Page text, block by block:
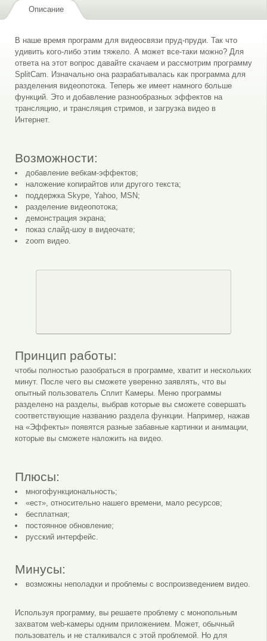
Описание
В наше время программ для видеосвязи пруд-пруди. Так что
удивить кого-либо этим тяжело. А может все-таки можно? Для
ответа на этот вопрос давайте скачаем и рассмотрим программу
SplitCam. Изначально она разрабатывалась как программа для
разделения видеопотока. Теперь же имеет намного больше
функций. Это и добавление разнообразных эффектов на
трансляцию, и трансляция стримов, и загрузка видео в
Интернет.
Возможности:
добавление вебкам-эффектов;
наложение копирайтов или другого текста;
поддержка Skype, Yahoo, MSN;
разделение видеопотока;
демонстрация экрана;
показ слайд-шоу в видеочате;
zoom видео.
Принцип работы:
чтобы полностью разобраться в программе, хватит и нескольких
минут. После чего вы сможете уверенно заявлять, что вы
опытный пользователь Сплит Камеры. Меню программы
разделено на разделы, выбрав которые вы сможете совершать
соответствующие названию раздела функции. Например, нажав
на «Эффекты» появятся разные забавные картинки и анимации,
которые вы сможете наложить на видео.
Плюсы:
многофункциональность;
«ест», относительно нашего времени, мало ресурсов;
бесплатная;
постоянное обновление;
русский интерфейс.
Минусы:
возможны неполадки и проблемы с воспроизведением видео.
Используя программу, вы решаете проблему с монопольным
захватом web-камеры одним приложением. Может, обычный
пользователь и не сталкивался с этой проблемой. Но для